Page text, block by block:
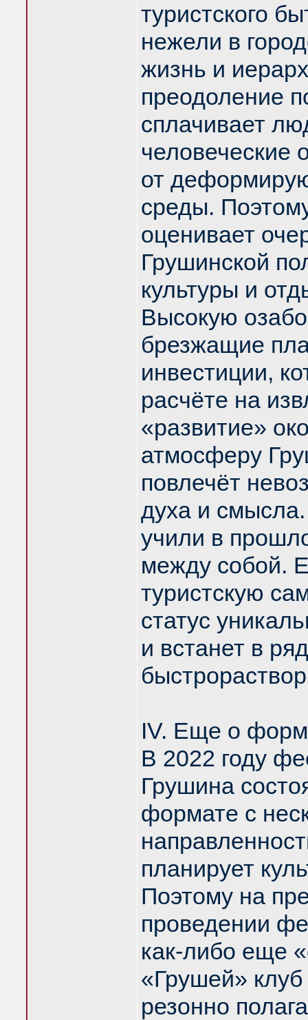
туристского
нежели в
жизнь и
преодоление
сплачивает
человеческие
от
среды.
оценивает
Грушинской
культуры и
Высокую
брезжащие
инвестиции,
расчёте на
«развитие»
атмосферу
повлечёт
духа и
учили в
между собой.
туристскую
статус
и встанет в
IV. Еще о
В 2022 году
Грушина
формате с
планирует
Поэтому на
проведении
как-либо еще
«Грушей» клуб
резонно